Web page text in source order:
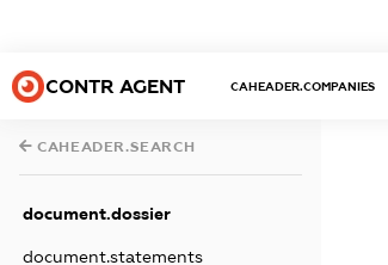
CONTR AGENT CAHEADER.COMPANIES
CAHEADER.SEARCH
document.dossier
document.statements